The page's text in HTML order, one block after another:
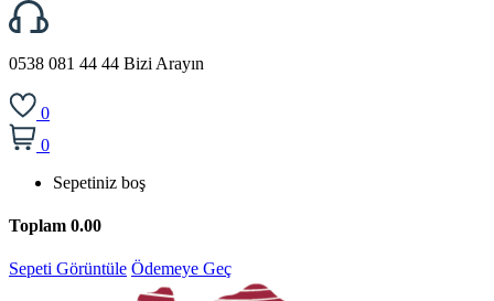
0538 081 44 44 Bizi Arayın
0
0
Sepetiniz boş
Toplam 0.00
Sepeti Görüntüle Ödemeye Geç